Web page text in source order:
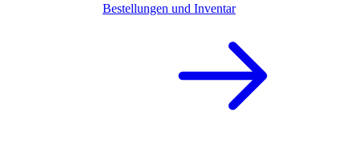
Bestellungen und Inventar